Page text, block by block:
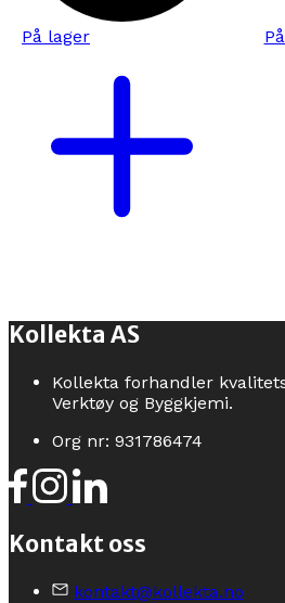
På lager
Kollekta AS
Kollekta forhandler
Verktøy og Byggkjemi.
Org nr: 931786474
Kontakt oss
kontakt@kollekta.no